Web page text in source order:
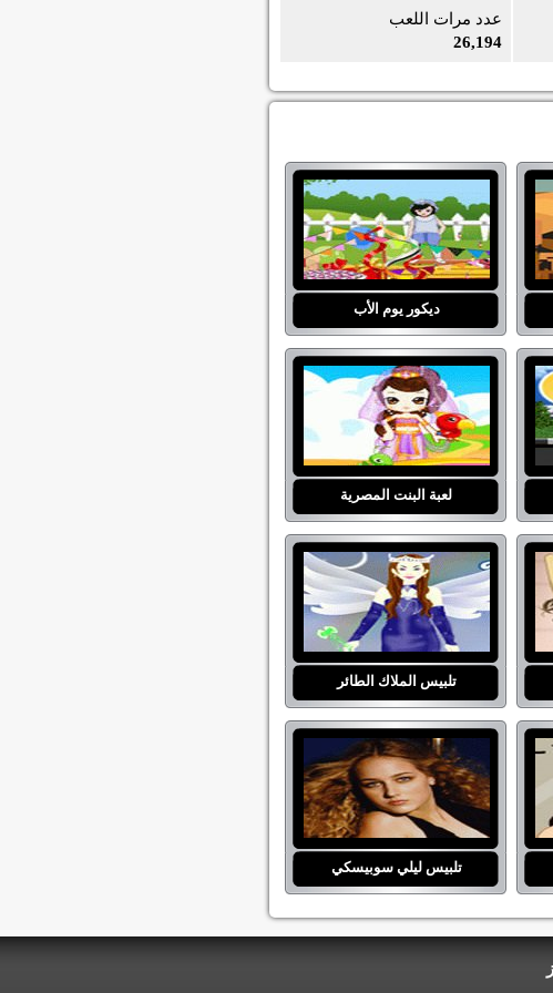
عدد مرات اللعب
26,194
ديكور يوم الأب
لعبة البنت المصرية
تلبيس الملاك الطائر
تلبيس ليلي سوبيسكي